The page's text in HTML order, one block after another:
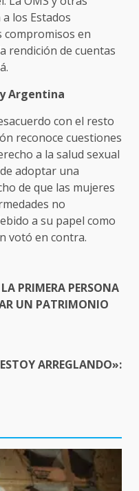
los Estados
en
rendición de cuentas
Argentina
con el resto
reconoce cuestiones
a la salud sexual
adoptar una
de que las mujeres
no
a su papel como
votó en contra.
PRIMERA PERSONA
UN PATRIMONIO
ARREGLANDO»: